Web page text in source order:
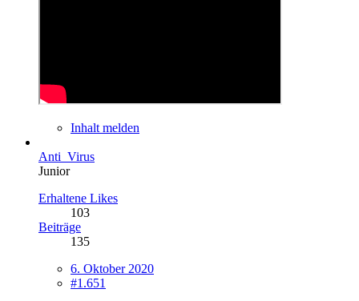
Inhalt melden
Anti_Virus
Junior
Erhaltene Likes
103
Beiträge
135
6. Oktober 2020
#1.651